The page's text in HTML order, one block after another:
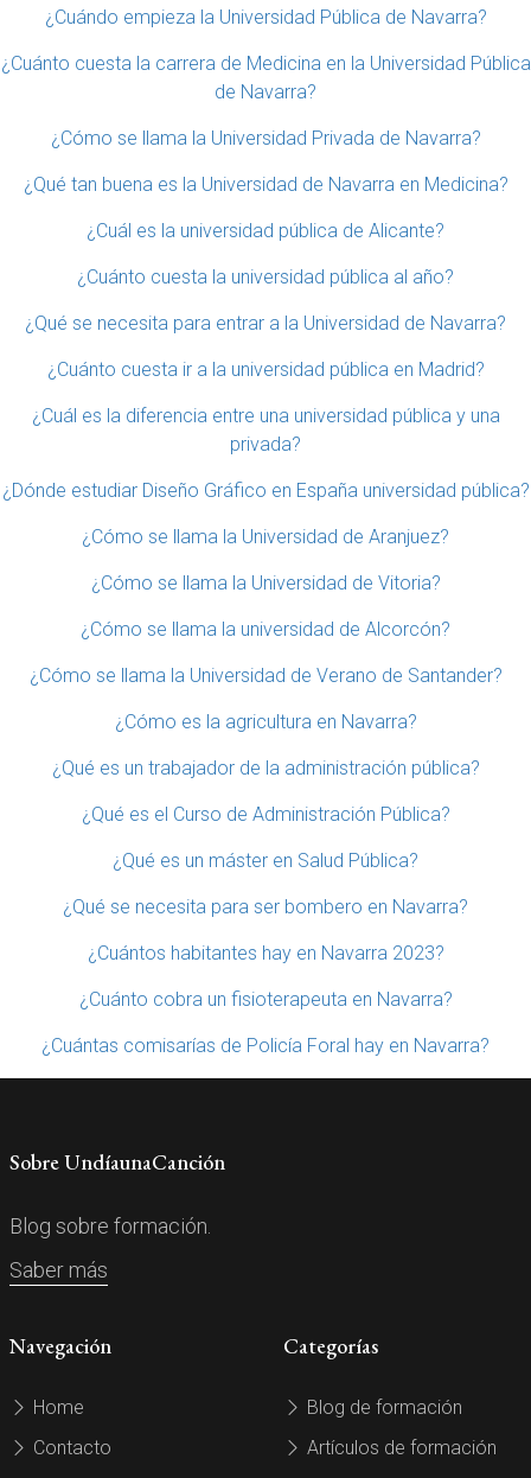
¿Cuándo empieza la Universidad Pública de Navarra?
¿Cuánto cuesta la carrera de Medicina en la Universidad Pública
de Navarra?
¿Cómo se llama la Universidad Privada de Navarra?
¿Qué tan buena es la Universidad de Navarra en Medicina?
¿Cuál es la universidad pública de Alicante?
¿Cuánto cuesta la universidad pública al año?
¿Qué se necesita para entrar a la Universidad de Navarra?
¿Cuánto cuesta ir a la universidad pública en Madrid?
¿Cuál es la diferencia entre una universidad pública y una
privada?
¿Dónde estudiar Diseño Gráfico en España universidad pública?
¿Cómo se llama la Universidad de Aranjuez?
¿Cómo se llama la Universidad de Vitoria?
¿Cómo se llama la universidad de Alcorcón?
¿Cómo se llama la Universidad de Verano de Santander?
¿Cómo es la agricultura en Navarra?
¿Qué es un trabajador de la administración pública?
¿Qué es el Curso de Administración Pública?
¿Qué es un máster en Salud Pública?
¿Qué se necesita para ser bombero en Navarra?
¿Cuántos habitantes hay en Navarra 2023?
¿Cuánto cobra un fisioterapeuta en Navarra?
¿Cuántas comisarías de Policía Foral hay en Navarra?
Sobre UndíaunaCanción
Blog sobre formación.
Saber más
Navegación
Home
Contacto
Categorías
Blog de formación
Artículos de formación